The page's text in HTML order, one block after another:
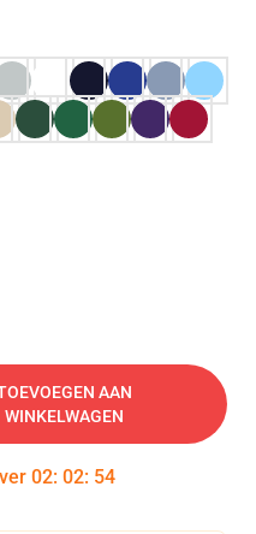
AAN
WINKELWAGEN
02: 02: 54